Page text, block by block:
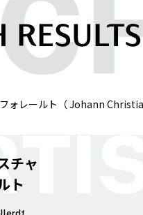
RESULTS
ォレールト（ Johann
チャ
ト